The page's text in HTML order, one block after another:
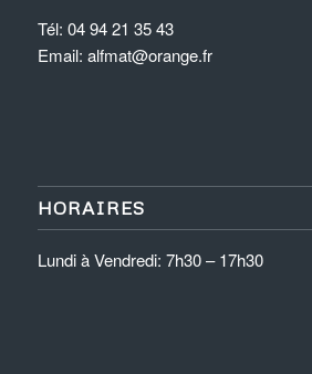
Tél: 04 94 21 35 43
Email: alfmat@orange.fr
HORAIRES
Lundi à Vendredi: 7h30 – 17h30